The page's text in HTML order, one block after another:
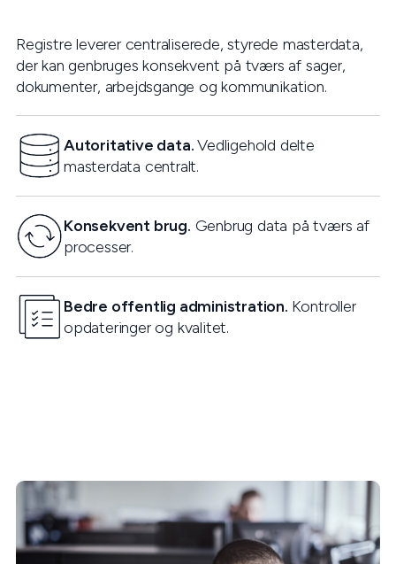
Registre leverer centraliserede, styrede masterdata,
der kan genbruges konsekvent på tværs af sager,
dokumenter, arbejdsgange og kommunikation.
Autoritative data.Vedligehold delte
masterdata centralt.
Konsekvent brug. Genbrug data på tværs af
processer.
Bedre offentlig administration. Kontroller
opdateringer og kvalitet.